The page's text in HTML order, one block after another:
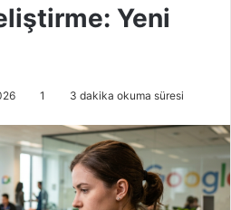
Yeni
1 3 dakika okuma süresi